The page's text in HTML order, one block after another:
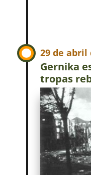
29 de abril
Gernika
tropas